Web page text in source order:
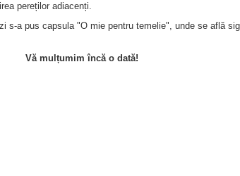
pereților adiacenți.
s-a pus capsula "O mie pentru temelie", unde se află
Vă mulțumim încă o dată!